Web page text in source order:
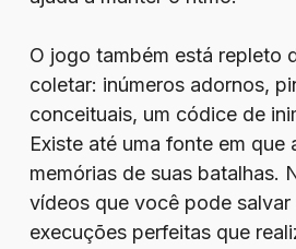
O jogo também está repleto
coletar: inúmeros adornos,
conceituais, um códice de
Existe até uma fonte em que
memórias de suas batalhas.
vídeos que você pode salvar
execuções perfeitas que